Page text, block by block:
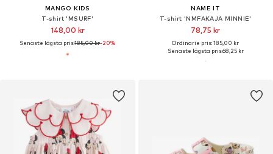
MANGO KIDS
T-shirt 'MSURF'
148,00 kr
Senaste lägsta pris:185,00 kr-20%
NAME IT
T-shirt 'NMFAKAJA MINNIE'
78,75 kr
Ordinarie pris: 185,00 kr
Senaste lägsta pris:68,25 kr